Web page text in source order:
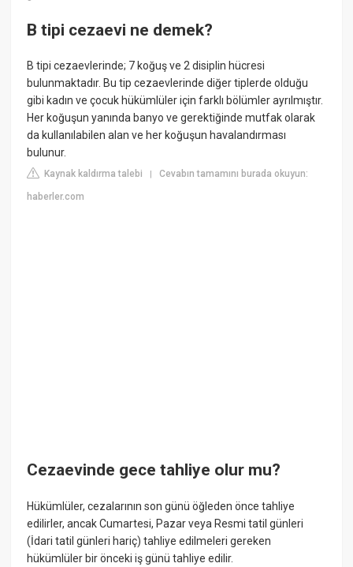
B tipi cezaevi ne demek?
B tipi cezaevlerinde; 7 koğuş ve 2 disiplin hücresi
bulunmaktadır. Bu tip cezaevlerinde diğer tiplerde olduğu
gibi kadın ve çocuk hükümlüler için farklı bölümler ayrılmıştır.
Her koğuşun yanında banyo ve gerektiğinde mutfak olarak
da kullanılabilen alan ve her koğuşun havalandırması
bulunur.
Kaynak kaldırma talebi |Cevabın tamamını burada okuyun:
haberler.com
Cezaevinde gece tahliye olur mu?
Hükümlüler, cezalarının son günü öğleden önce tahliye
edilirler, ancak Cumartesi, Pazar veya Resmi tatil günleri
(İdari tatil günleri hariç) tahliye edilmeleri gereken
hükümlüler bir önceki iş günü tahliye edilir.